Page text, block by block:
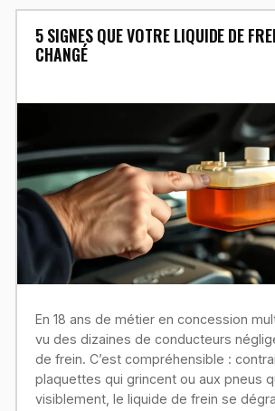
5 SIGNES QUE VOTRE LIQUIDE DE
CHANGÉ
En 18 ans de métier en concession
vu des dizaines de conducteurs
de frein. C’est compréhensible :
plaquettes qui grincent ou aux pneus
visiblement, le liquide de frein se